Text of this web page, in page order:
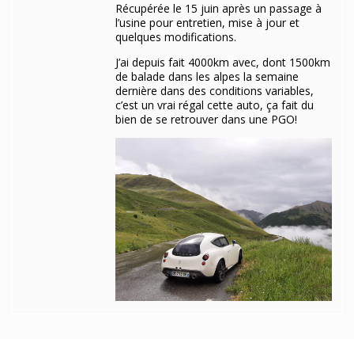
Récupérée le 15 juin après un passage à
l’usine pour entretien, mise à jour et
quelques modifications.
J’ai depuis fait 4000km avec, dont 1500km
de balade dans les alpes la semaine
dernière dans des conditions variables,
c’est un vrai régal cette auto, ça fait du
bien de se retrouver dans une PGO!